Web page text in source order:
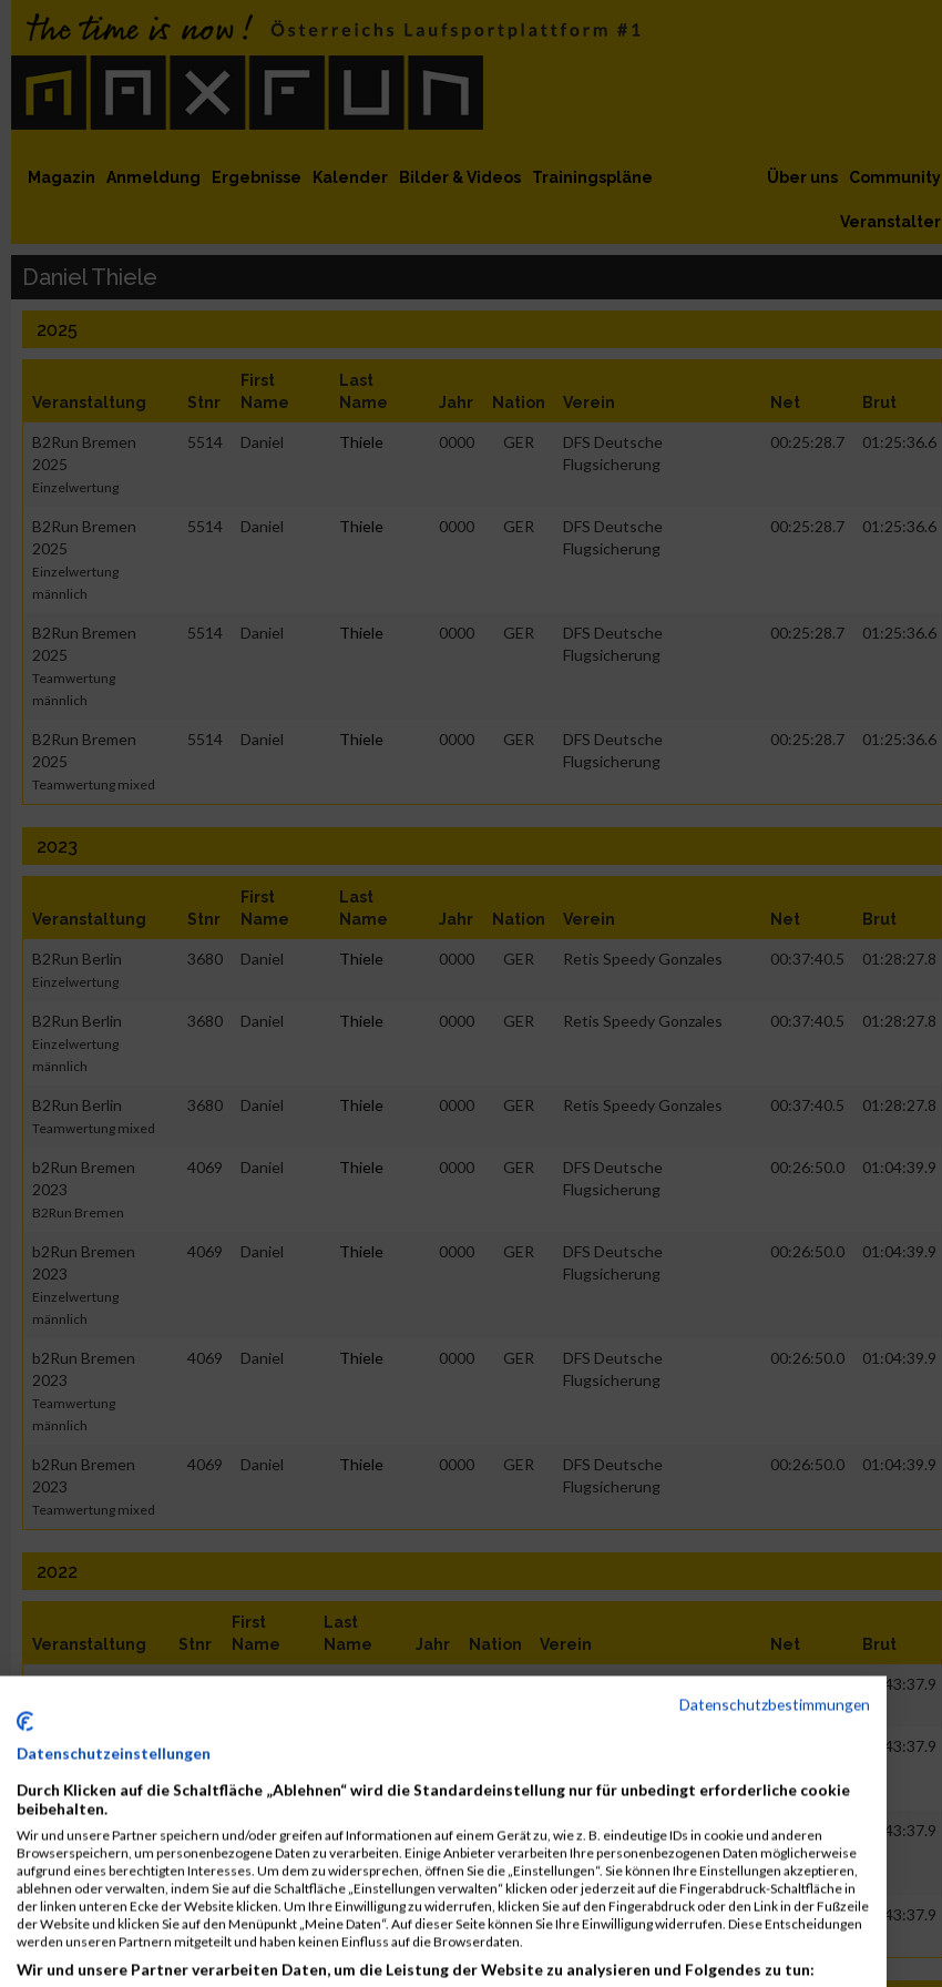
MaxFun Newsletter abonnieren
MaxFun auf Instagram
MaxFun auf Twitter
auf Youtube
auf Facebook
Magazin Anmeldung Ergebnisse Kalender Bilder & Videos Trainingspläne Community
Über uns
Veranstalter
Daniel Thiele
2025
Veranstaltung Stnr
First
Name
Last
Name
Jahr Nation Verein Net Brut
B2Run Bremen
2025
Einzelwertung
5514 Daniel Thiele 0000 GER
DFS Deutsche
Flugsicherung
00:25:28.7 01:25:36.6
B2Run Bremen
2025
Einzelwertung
männlich
5514 Daniel Thiele 0000 GER
DFS Deutsche
Flugsicherung
00:25:28.7 01:25:36.6
B2Run Bremen
2025
Teamwertung
männlich
5514 Daniel Thiele 0000 GER
DFS Deutsche
Flugsicherung
00:25:28.7 01:25:36.6
B2Run Bremen
2025
Teamwertung mixed
5514 Daniel Thiele 0000 GER
DFS Deutsche
Flugsicherung
00:25:28.7 01:25:36.6
2023
Veranstaltung Stnr
First
Name
Last
Name
Jahr Nation Verein Net Brut
B2Run Berlin
Einzelwertung
3680 Daniel Thiele 0000 GER Retis Speedy Gonzales 00:37:40.5 01:28:27.8
B2Run Berlin
Einzelwertung
männlich
3680 Daniel Thiele 0000 GER Retis Speedy Gonzales 00:37:40.5 01:28:27.8
B2Run Berlin
Teamwertung mixed
3680 Daniel Thiele 0000 GER Retis Speedy Gonzales 00:37:40.5 01:28:27.8
b2Run Bremen
2023
B2Run Bremen
4069 Daniel Thiele 0000 GER
DFS Deutsche
Flugsicherung
00:26:50.0 01:04:39.9
b2Run Bremen
2023
Einzelwertung
männlich
4069 Daniel Thiele 0000 GER
DFS Deutsche
Flugsicherung
00:26:50.0 01:04:39.9
b2Run Bremen
2023
Teamwertung
männlich
4069 Daniel Thiele 0000 GER
DFS Deutsche
Flugsicherung
00:26:50.0 01:04:39.9
b2Run Bremen
2023
Teamwertung mixed
4069 Daniel Thiele 0000 GER
DFS Deutsche
Flugsicherung
00:26:50.0 01:04:39.9
2022
Veranstaltung Stnr
First
Name
Last
Name
Jahr Nation Verein Net Brut
00:43:37.9
B2Run Bremen
männlich
00:43:37.9
B2Run Bremen
Teamwertung
männlich
2004 Daniel Thiele 0000 GER
DFS Deutsche Flugsicherung
GmbH
00:27:17.6 00:43:37.9
B2Run Bremen
Teamwertung mixed
2004 Daniel Thiele 0000 GER
DFS Deutsche Flugsicherung
00:27:17.6 00:43:37.9
Datenschutzbestimmungen
Datenschutzeinstellungen
Durch Klicken auf die Schaltfläche „Ablehnen“ wird die Standardeinstellung nur für unbedingt erforderliche cookie
beibehalten.
Wir und unsere Partner speichern und/oder greifen auf Informationen auf einem Gerät zu, wie z. B. eindeutige IDs in cookie und anderen
Browserspeichern, um personenbezogene Daten zu verarbeiten. Einige Anbieter verarbeiten Ihre personenbezogenen Daten möglicherweise
aufgrund eines berechtigten Interesses. Um dem zu widersprechen, öffnen Sie die „Einstellungen“. Sie können Ihre Einstellungen akzeptieren,
ablehnen oder verwalten, indem Sie auf die Schaltfläche „Einstellungen verwalten“ klicken oder jederzeit auf die Fingerabdruck-Schaltfläche in
der linken unteren Ecke der Website klicken. Um Ihre Einwilligung zu widerrufen, klicken Sie auf den Fingerabdruck oder den Link in der Fußzeile
der Website und klicken Sie auf den Menüpunkt „Meine Daten“. Auf dieser Seite können Sie Ihre Einwilligung widerrufen. Diese Entscheidungen
werden unseren Partnern mitgeteilt und haben keinen Einfluss auf die Browserdaten.
Wir und unsere Partner verarbeiten Daten, um die Leistung der Website zu analysieren und Folgendes zu tun: